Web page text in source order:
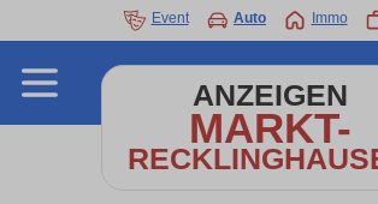
Event Auto Immo
ANZEIGEN
MARKT-